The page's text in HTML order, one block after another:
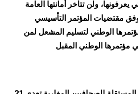
يعرفونها، ولن تتأخر أمانتها العامة
مقتضيات المؤتمر التأسيسي
الوطني لتسليم المشعل لمن
مؤتمرها الوطني المقبل